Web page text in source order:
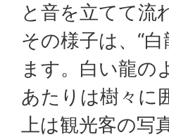
と音を立てて流
その様子は、“
ます。白い龍の
あたりは樹々に
上は観光客の写